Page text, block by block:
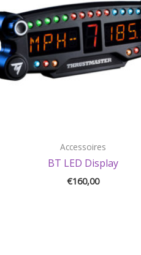
Accessoires
BT LED Display
€160,00